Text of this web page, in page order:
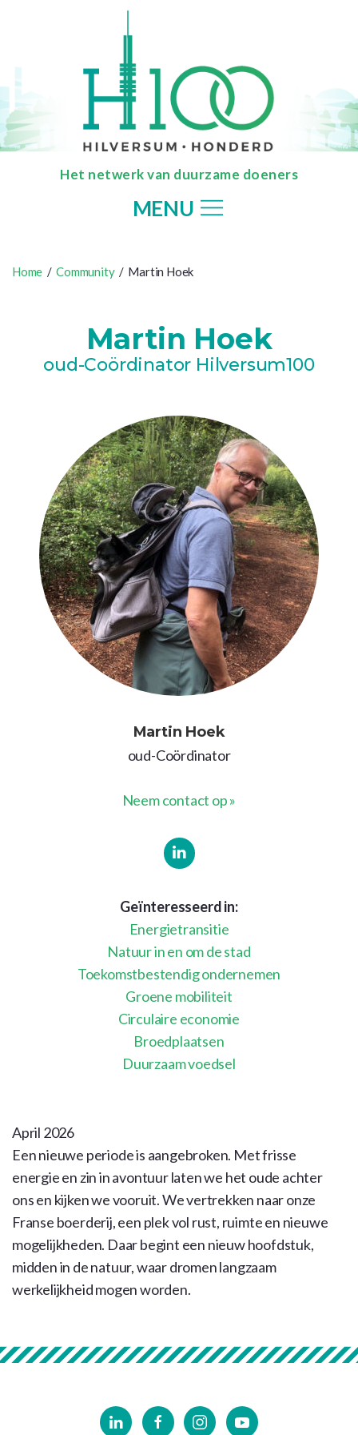
Het netwerk van duurzame doeners
MENU
Home /Community/ Martin Hoek
Martin Hoek
oud-Coördinator Hilversum100
Martin Hoek
oud-Coördinator
Neem contact op »
Geïnteresseerd in:
Energietransitie
Natuur in en om de stad
Toekomstbestendig ondernemen
Groene mobiliteit
Circulaire economie
Broedplaatsen
Duurzaam voedsel
April 2026
Een nieuwe periode is aangebroken. Met frisse
energie en zin in avontuur laten we het oude achter
ons en kijken we vooruit. We vertrekken naar onze
Franse boerderij, een plek vol rust, ruimte en nieuwe
mogelijkheden. Daar begint een nieuw hoofdstuk,
midden in de natuur, waar dromen langzaam
werkelijkheid mogen worden.